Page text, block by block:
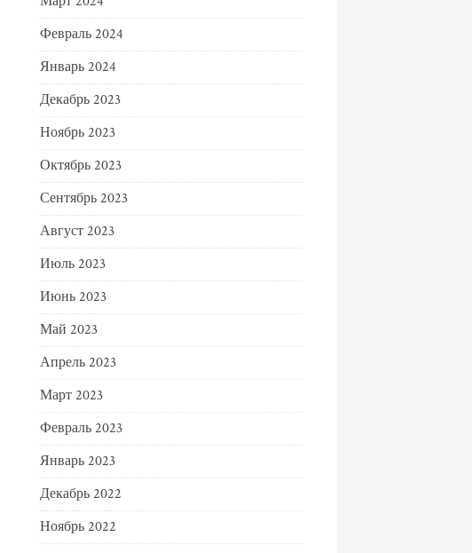
Февраль 2024
Январь 2024
Декабрь 2023
Ноябрь 2023
Октябрь 2023
Сентябрь 2023
Август 2023
Июль 2023
Июнь 2023
Май 2023
Апрель 2023
Март 2023
Февраль 2023
Январь 2023
Декабрь 2022
Ноябрь 2022